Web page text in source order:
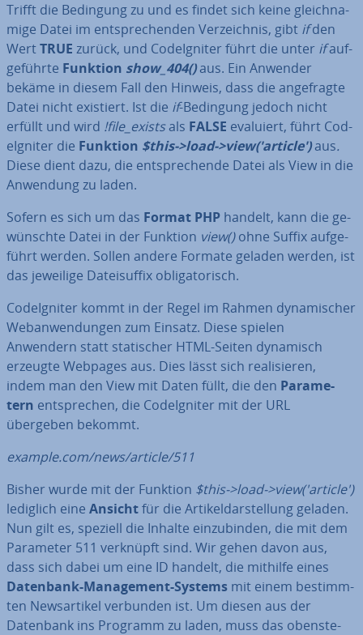
Trifft die Bedingung zu und es findet sich keine gleich­na­
mi­ge Datei im ent­spre­chen­den Ver­zeich­nis, gibt ifden
WertTRUE zurück, und Cod­e­Ig­ni­ter führt die unter ifauf­
ge­führ­te Funktion show_404()aus. Ein Anwender
bekäme in diesem Fall den Hinweis, dass die an­ge­frag­te
Datei nicht existiert. Ist die if-Bedingung jedoch nicht
erfüllt und wird !file_existsals FALSE evaluiert, führt Cod­
e­Ig­ni­ter die Funktion $this->load->view('article')aus.
Diese dient dazu, die ent­spre­chen­de Datei als View in die
Anwendung zu laden.
Sofern es sich um das Format PHP handelt, kann die ge­
wünsch­te Datei in der Funktion view()ohne Suffix auf­ge­
führt werden. Sollen andere Formate geladen werden, ist
das jeweilige Da­tei­suf­fix ob­li­ga­to­risch.
Cod­e­Ig­ni­ter kommt in der Regel im Rahmen dy­na­mi­scher
Web­an­wen­dun­gen zum Einsatz. Diese spielen
Anwendern statt sta­ti­scher HTML-Seiten dynamisch
erzeugte Webpages aus. Dies lässt sich rea­li­sie­ren,
indem man den View mit Daten füllt, die den Pa­ra­me­
tern ent­spre­chen, die Cod­e­Ig­ni­ter mit der URL
übergeben bekommt.
example.com/news/article/511
Bisher wurde mit der Funktion $this->load->view('article')
lediglich eine Ansichtfür die Ar­ti­kel­dar­stel­lung geladen.
Nun gilt es, speziell die Inhalte ein­zu­bin­den, die mit dem
Parameter 511 verknüpft sind. Wir gehen davon aus,
dass sich dabei um eine ID handelt, die mithilfe eines
Datenbank-Ma­nage­ment-Systems mit einem be­stimm­
ten News­ar­ti­kel verbunden ist. Um diesen aus der
Datenbank ins Programm zu laden, muss das oben­ste­